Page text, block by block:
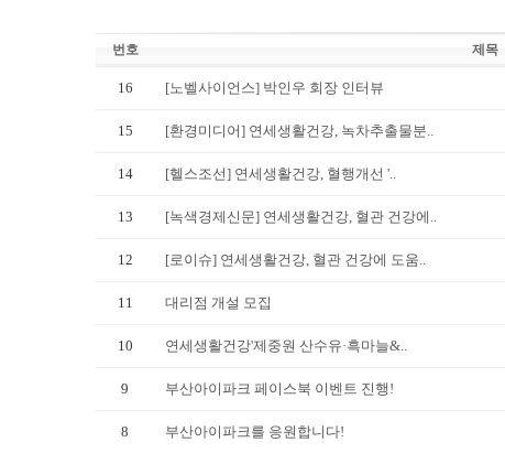
번호 제목
16 [노벨사이언스] 박인우 회장 인터뷰
15 [환경미디어] 연세생활건강, 녹차추출물분..
14 [헬스조선] 연세생활건강, 혈행개선 '..
13 [녹색경제신문] 연세생활건강, 혈관 건강에..
12 [로이슈] 연세생활건강, 혈관 건강에 도움..
11 대리점 개설 모집
10 연세생활건강'제중원 산수유·흑마늘&..
9 부산아이파크 페이스북 이벤트 진행!
8 부산아이파크를 응원합니다!